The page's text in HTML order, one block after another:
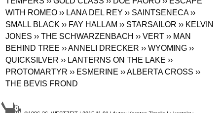
WITH ROMEO ›› LANA DEL REY ›› SAINTSENECA ››
SMALL BLACK ›› FAY HALLAM ›› STARSAILOR ›› KELVIN
JONES ›› THE SCHWARZENBACH ›› VERT ›› MAN
BEHIND TREE ›› ANNELI DRECKER ›› WYOMING ››
QUICKSILVER ›› LANTERNS ON THE LAKE ››
PROTOMARTYR ›› ESMERINE ›› ALBERTA CROSS ››
THE BEVIS FROND